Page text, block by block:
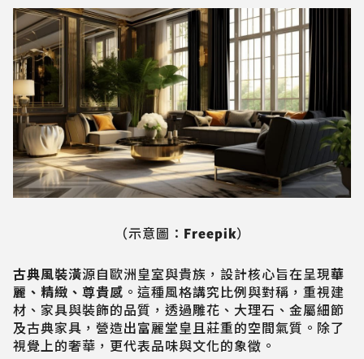
（示意圖：Freepik）
古典風裝潢源自歐洲皇室與貴族，設計核心旨在呈現華
麗、精緻、尊貴感 。這種風格講究比例與對稱，重視建
材、家具與裝飾的品質，透過雕花、大理石、金屬細節
及古典家具，營造出富麗堂皇且莊重的空間氣質。除了
視覺上的奢華，更代表品味與文化的象徵。